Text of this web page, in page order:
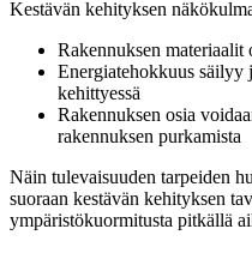
Kestävän kehityksen
Rakennuksen materiaalit
Energiatehokkuus säilyy
kehittyessä
Rakennuksen osia
rakennuksen purkamista
Näin tulevaisuuden tarpeiden
suoraan kestävän kehityksen
ympäristökuormitusta pitkällä